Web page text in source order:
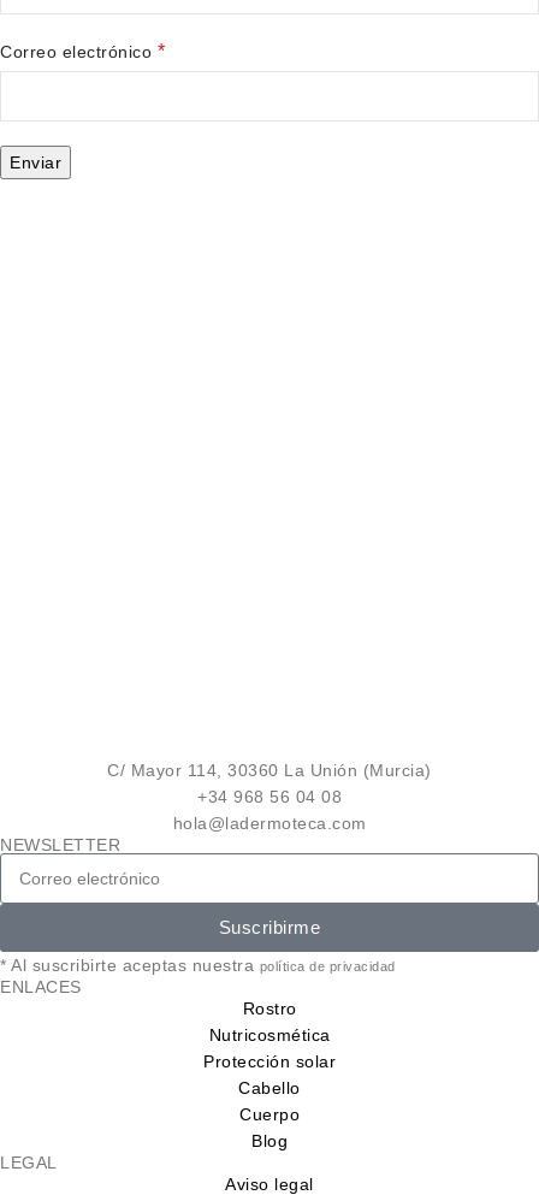
Correo electrónico *
C/ Mayor 114, 30360 La Unión (Murcia)
+34 968 56 04 08
hola@ladermoteca.com
NEWSLETTER
Suscribirme
* Al suscribirte aceptas nuestra política de privacidad
ENLACES
Rostro
Nutricosmética
Protección solar
Cabello
Cuerpo
Blog
LEGAL
Aviso legal